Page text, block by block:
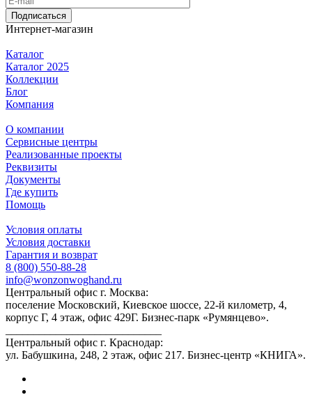
Подписаться
Интернет-магазин
Каталог
Каталог 2025
Коллекции
Блог
Компания
О компании
Сервисные центры
Реализованные проекты
Реквизиты
Документы
Где купить
Помощь
Условия оплаты
Условия доставки
Гарантия и возврат
8 (800) 550-88-28
info@wonzonwoghand.ru
Центральный офис г. Москва:
поселение Московский, Киевское шоссе, 22-й километр, 4,
корпус Г, 4 этаж, офис 429Г. Бизнес-парк «Румянцево».
Центральный офис г. Краснодар:
ул. Бабушкина, 248, 2 этаж, офис 217. Бизнес-центр «КНИГА».